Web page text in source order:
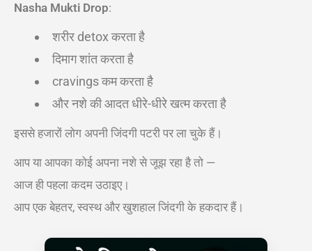
Nasha Mukti Drop:
शरीर detox करता है
दिमाग शांत करता है
cravings कम करता है
और नशे की आदत धीरे-धीरे खत्म करता है
इससे हजारों लोग अपनी जिंदगी पटरी पर ला चुके हैं।
आप या आपका कोई अपना नशे से जूझ रहा है तो —
आज ही पहला कदम उठाइए।
आप एक बेहतर, स्वस्थ और खुशहाल जिंदगी के हकदार हैं।